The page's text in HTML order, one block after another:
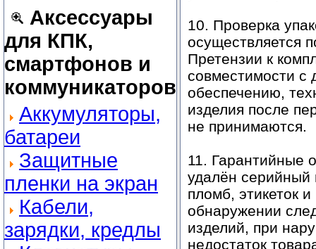
Аксессуары
для КПК,
смартфонов и
коммуникаторов
Аккумуляторы,
батареи
Защитные
пленки на экран
Кабели,
зарядки, кредлы
10. Проверка
осуществляется
Претензии к
совместимости с
обеспечению,
изделия после
не принимаются.
11. Гарантийные
удалён серийный
пломб, этикеток
обнаружении
изделий, при
недостаток